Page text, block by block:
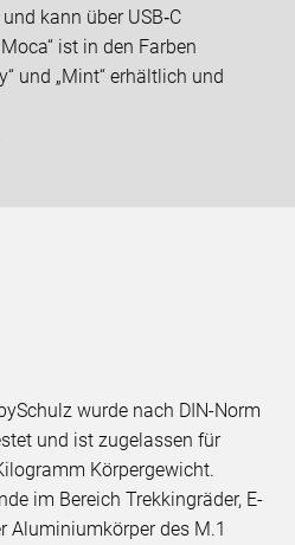
kann über USB‑C
ist in den Farben
und „Mint“ erhältlich und
wurde nach DIN-Norm
und ist zugelassen für
Körpergewicht.
im Bereich Trekkingräder, E-
Aluminiumkörper des M.1